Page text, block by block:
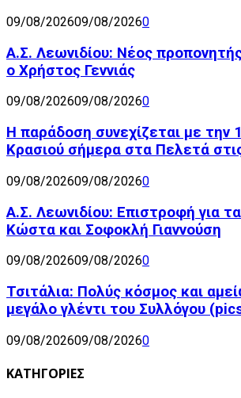
09/08/202609/08/20260
Α.Σ. Λεωνιδίου: Νέος
ο Χρήστος Γεννιάς
09/08/202609/08/20260
Η παράδοση συνεχίζεται με την
Κρασιού σήμερα στα Πελετά
09/08/202609/08/20260
Α.Σ. Λεωνιδίου: Επιστροφή για
Κώστα και Σοφοκλή Γιαννούση
09/08/202609/08/20260
Τσιτάλια: Πολύς κόσμος και
μεγάλο γλέντι του Συλλόγου
09/08/202609/08/20260
ΚΑΤΗΓΟΡΙΕΣ